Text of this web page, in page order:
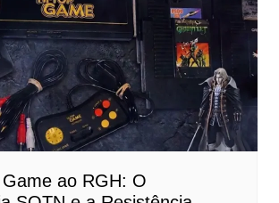
ao RGH: O